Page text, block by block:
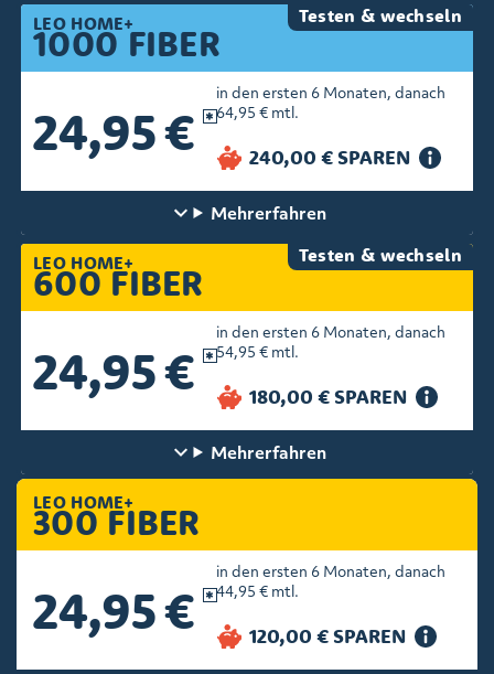
LEO HOME+
300 FIBER
24,95 €
in den ersten 6 Monaten, danach
44,95 € mtl.
LEO HOME+
600 FIBER
Testen & wechseln
24,95 €
in den ersten 6 Monaten, danach
54,95 € mtl.
Mehrerfahren
LEO HOME+
1000 FIBER
Testen & wechseln
24,95 €
in den ersten 6 Monaten, danach
64,95 € mtl.
Mehrerfahren